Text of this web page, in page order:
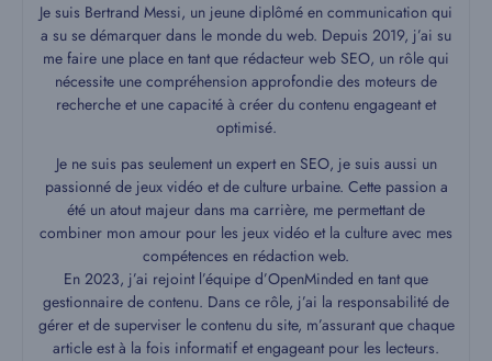
Je suis Bertrand Messi, un jeune diplômé en communication qui
a su se démarquer dans le monde du web. Depuis 2019, j’ai su
me faire une place en tant que rédacteur web SEO, un rôle qui
nécessite une compréhension approfondie des moteurs de
recherche et une capacité à créer du contenu engageant et
optimisé.
Je ne suis pas seulement un expert en SEO, je suis aussi un
passionné de jeux vidéo et de culture urbaine. Cette passion a
été un atout majeur dans ma carrière, me permettant de
combiner mon amour pour les jeux vidéo et la culture avec mes
compétences en rédaction web.
En 2023, j’ai rejoint l’équipe d’OpenMinded en tant que
gestionnaire de contenu. Dans ce rôle, j’ai la responsabilité de
gérer et de superviser le contenu du site, m’assurant que chaque
article est à la fois informatif et engageant pour les lecteurs.